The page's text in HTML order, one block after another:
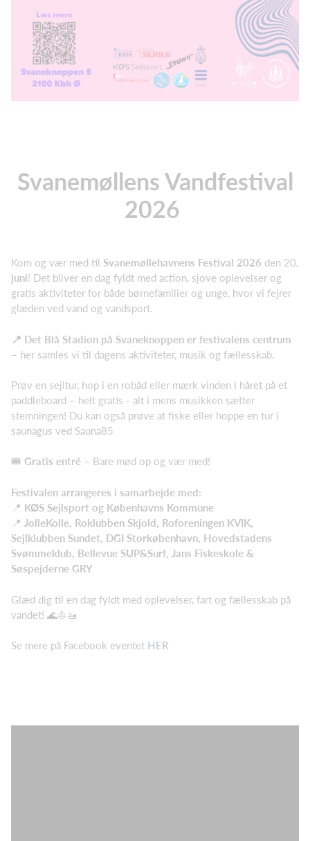
Svanemøllens Vandfestival
2026
Kom og vær med til Svanemøllehavnens Festival 2026 den 20.
juni! Det bliver en dag fyldt med action, sjove oplevelser og
gratis aktiviteter for både børnefamilier og unge, hvor vi fejrer
glæden ved vand og vandsport.
📍 Det Blå Stadion på Svaneknoppen er festivalens centrum
– her samles vi til dagens aktiviteter, musik og fællesskab.
Prøv en sejltur, hop i en robåd eller mærk vinden i håret på et
paddleboard – helt gratis - alt i mens musikken sætter
stemningen! Du kan også prøve at fiske eller hoppe en tur i
saunagus ved Sauna85
🎟 Gratis entré – Bare mød op og vær med!
Festivalen arrangeres i samarbejde med:
📍 KØS Sejlsport og Københavns Kommune
📍 JolleKolle, Roklubben Skjold, Roforeningen KVIK,
Sejlklubben Sundet, DGI Storkøbenhavn, Hovedstadens
Svømmeklub, Bellevue SUP&Surf, Jans Fiskeskole &
Søspejderne GRY
Glæd dig til en dag fyldt med oplevelser, fart og fællesskab på
vandet! 🌊⛵🚤
Se mere på Facebook eventet HER